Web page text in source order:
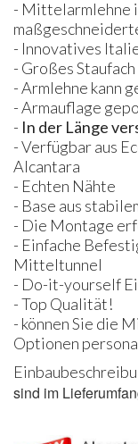
- Mittelarmlehne
- Innovatives
- Großes Staufach
- Armlehne kann
- Armauflage
- In der Länge
- Verfügbar aus
Alcantara
- Echten Nähte
- Base aus
- Die Montage
- Einfache
Mitteltunnel
- Do-it-yourself
- Top Qualität!
- können Sie die
Optionen
sind im